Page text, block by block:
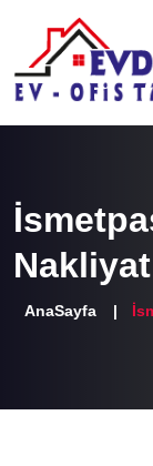
Nakliyat
AnaSayfa